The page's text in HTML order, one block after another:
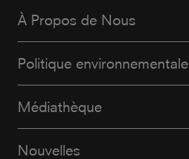
À Propos de Nous
Politique environnementale
Médiathèque
Nouvelles